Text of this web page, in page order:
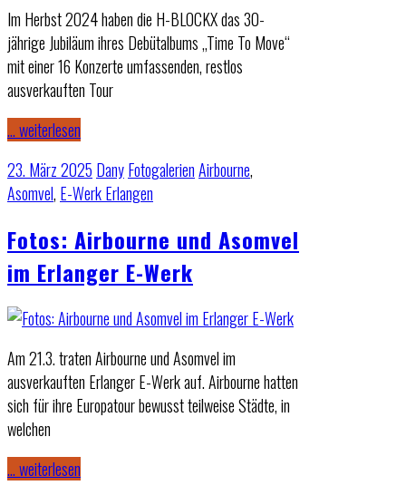
Im Herbst 2024 haben die H-BLOCKX das 30-
jährige Jubiläum ihres Debütalbums „Time To Move“
mit einer 16 Konzerte umfassenden, restlos
ausverkauften Tour
… weiterlesen
23. März 2025 DanyFotogalerienAirbourne,
Asomvel, E-Werk Erlangen
Fotos: Airbourne und Asomvel
im Erlanger E-Werk
Am 21.3. traten Airbourne und Asomvel im
ausverkauften Erlanger E-Werk auf. Airbourne hatten
sich für ihre Europatour bewusst teilweise Städte, in
welchen
… weiterlesen